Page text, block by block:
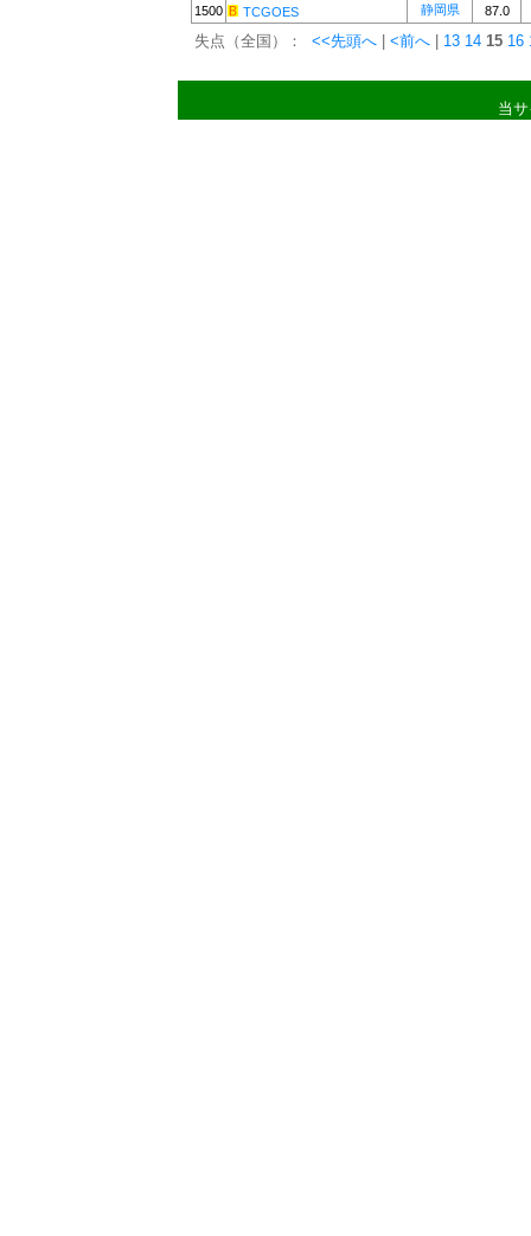
1500 TCGOES 静岡県 87.0
失点（全国）： <<先頭へ <前へ 13 14 15 16
当